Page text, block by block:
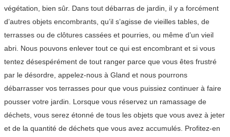
végétation, bien sûr. Dans tout débarras de jardin, il y a forcément
d’autres objets encombrants, qu’il s’agisse de vieilles tables, de
terrasses ou de clôtures cassées et pourries, ou même d’un vieil
abri. Nous pouvons enlever tout ce qui est encombrant et si vous
tentez désespérément de tout ranger parce que vous êtes frustré
par le désordre, appelez-nous à Gland et nous pourrons
débarrasser vos terrasses pour que vous puissiez continuer à faire
pousser votre jardin. Lorsque vous réservez un ramassage de
déchets, vous serez étonné de tous les objets que vous avez à jeter
et de la quantité de déchets que vous avez accumulés. Profitez-en